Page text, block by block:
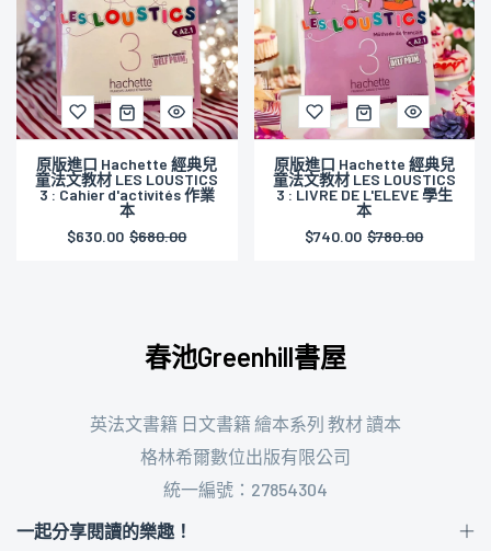
原版進口 Hachette 經典兒
童法文教材 LES LOUSTICS
3 : LIVRE DE L'ELEVE 學生
本
$740.00 $780.00
原版進口 Hachette 經典兒
童法文教材 LES PETITS
LOUSTICS 1 : LIVRE DE
L'ELEVE 學生本
$730.00 $750.00
春池Greenhill書屋
英法文書籍 日文書籍 繪本系列 教材 讀本
格林希爾數位出版有限公司
統一編號：27854304
一起分享閱讀的樂趣！